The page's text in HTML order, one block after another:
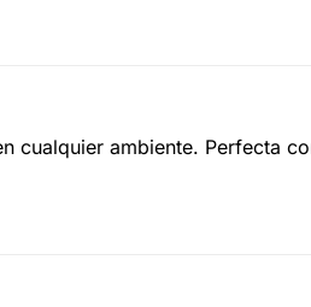
cualquier ambiente. Perfecta